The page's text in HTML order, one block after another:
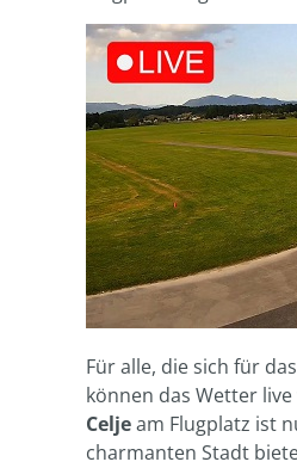
Für alle, die sich für
können das Wetter
Celjeam Flugplatz ist
charmanten Stadt